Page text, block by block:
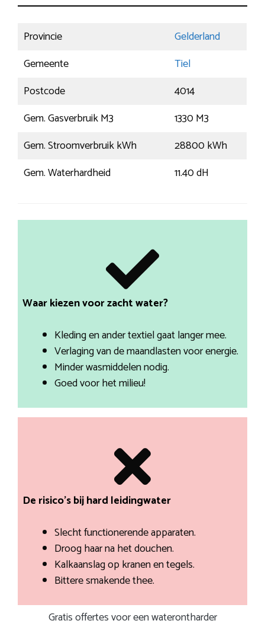
Provincie
Gelderland
Gemeente
Tiel
Postcode
4014
Gem. Gasverbruik M3
1330 M3
Gem. Stroomverbruik kWh
28800 kWh
Gem. Waterhardheid
11.40 dH
Waar kiezen voor zacht water?
Kleding en ander textiel gaat langer mee.
Verlaging van de maandlasten voor energie.
Minder wasmiddelen nodig.
Goed voor het milieu!
De risico’s bij hard leidingwater
Slecht functionerende apparaten.
Droog haar na het douchen.
Kalkaanslag op kranen en tegels.
Bittere smakende thee.
Gratis offertes voor een waterontharder